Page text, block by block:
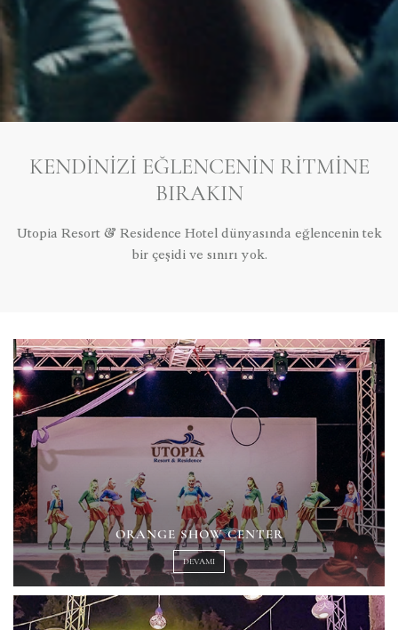
KENDINIZI EĞLENCENIN RITMINE
BIRAKIN
Utopia Resort & Residence Hotel dünyasında eğlencenin tek
bir çeşidi ve sınırı yok.
ORANGE SHOW CENTER
DEVAMI